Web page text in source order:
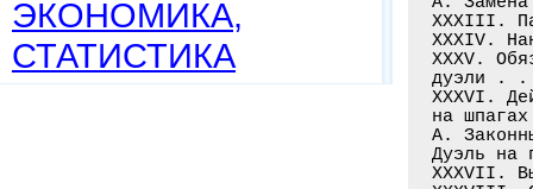
ЭКОНОМИКА,
СТАТИСТИКА
XXXIV.
XXXV.
XXXVI.
на
A.
Дуэль